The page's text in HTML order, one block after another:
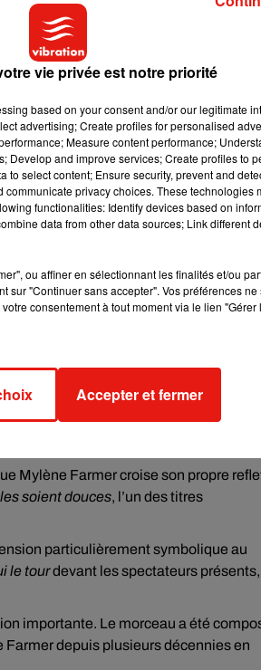
Mylène Farmer croise son propre
soient douces, l’un des titres
particulièrement symbolique au
le tourdevant les spectateurs présents,
importante. Le morceau a été
depuis plusieurs décennies en
vie privée est notre priorité
based on your consent and/or our legitimate
advertising; Create profiles for personalised
Measure content performance;
Develop and improve services; Create profiles to
select content; Ensure security, prevent and
privacy choices. These technologies
functionalities: Identify devices based on
data from other data sources; Link different
ou affiner en sélectionnant les finalités et/ou
sur "Continuer sans accepter". Vos préférences
consentement à tout moment via le lien
Accepter et fermer